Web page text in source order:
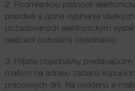
2. Podmienkou platnosti
pravdivé a úplné vyplnenie
požadovaných elektronickým
realizácii (odoslaní) objednávky.
3. Prijatie objednávky
mailom na adresu zadanú
pracovných dní. Na uvedenú e-